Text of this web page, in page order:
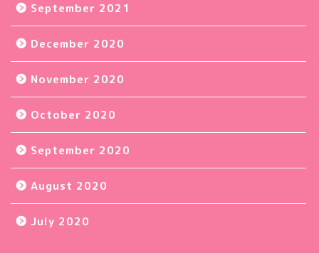
September 2021
December 2020
November 2020
October 2020
September 2020
August 2020
July 2020